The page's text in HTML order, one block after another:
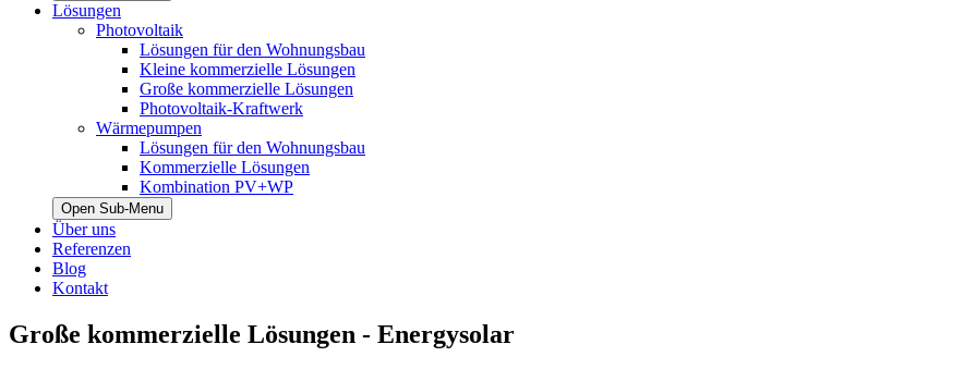
Lösungen
Photovoltaik
Lösungen für den Wohnungsbau
Kleine kommerzielle Lösungen
Große kommerzielle Lösungen
Photovoltaik-Kraftwerk
Wärmepumpen
Lösungen für den Wohnungsbau
Kommerzielle Lösungen
Kombination PV+WP
Open Sub-Menu
Über uns
Referenzen
Blog
Kontakt
Große kommerzielle Lösungen - Energysolar